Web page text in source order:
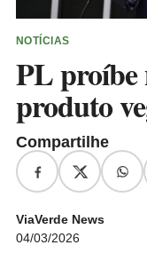
NOTÍCIAS
PL proíbe
produto
Compartilhe
ViaVerde News
04/03/2026